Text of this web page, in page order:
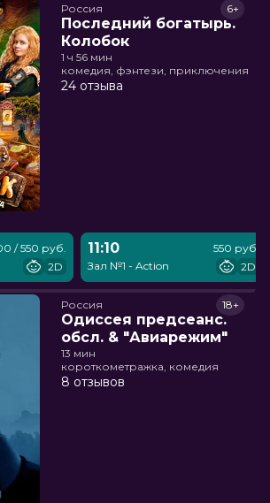
Россия
Последний богатырь.
Колобок
6+
1 ч 56 мин
комедия, фэнтези, приключения
24 отзыва
/ 550 руб.
2D
11:10
Зал №1 - Action
550 руб.
2D
Россия
Одиссея предсеанс.
обсл. & "Авиарежим"
18+
13 мин
короткометражка, комедия
8 отзывов